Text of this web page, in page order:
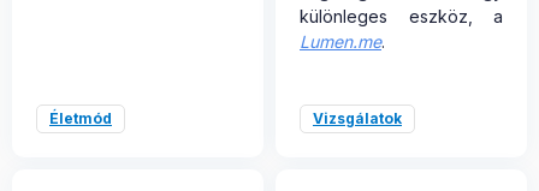
Életmód
különleges eszköz, a
Lumen.me.
Vizsgálatok